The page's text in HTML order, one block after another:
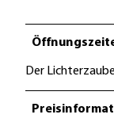
Der